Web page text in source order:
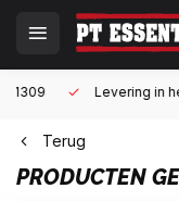
Levering in heel
Terug
PRODUCTEN